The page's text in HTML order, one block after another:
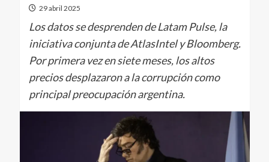
29 abril 2025
Los datos se desprenden de Latam Pulse, la
iniciativa conjunta de AtlasIntel y Bloomberg.
Por primera vez en siete meses, los altos
precios desplazaron a la corrupción como
principal preocupación argentina.